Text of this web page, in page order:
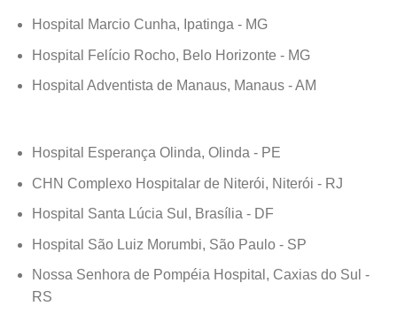
Hospital Marcio Cunha, Ipatinga - MG
Hospital Felício Rocho, Belo Horizonte - MG
Hospital Adventista de Manaus, Manaus - AM
Hospital Esperança Olinda, Olinda - PE
CHN Complexo Hospitalar de Niterói, Niterói - RJ
Hospital Santa Lúcia Sul, Brasília - DF
Hospital São Luiz Morumbi, São Paulo - SP
Nossa Senhora de Pompéia Hospital, Caxias do Sul -
RS